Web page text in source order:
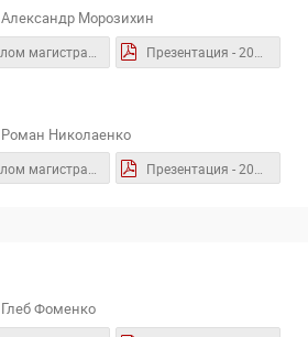
Александр Морозихин
Диплом магистра - 2024.06 - Морозихин А.Н.pdf Презентация - 2024.06 - Морозихин А.Н..pdf
Роман Николаенко
Глеб Фоменко